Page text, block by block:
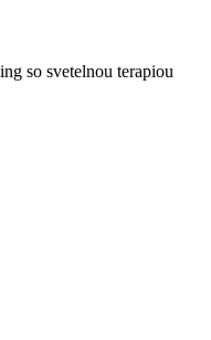
so svetelnou terapiou